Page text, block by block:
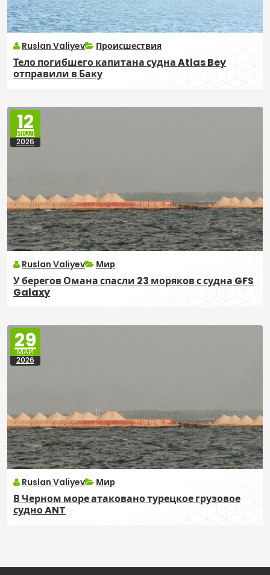
Ruslan Valiyev Происшествия
Тело погибшего капитана судна Atlas Bey
отправили в Баку
12
ИЮЛ
2026
Ruslan Valiyev Мир
У берегов Омана спасли 23 моряков с судна GFS
Galaxy
29
МАЙ
2026
Ruslan Valiyev Мир
В Черном море атаковано турецкое грузовое
судно ANT